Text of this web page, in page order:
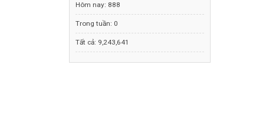
Hôm nay: 888
Trong tuần: 0
Tất cả: 9,243,641